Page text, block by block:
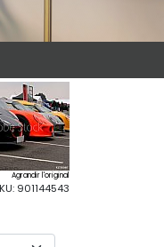
Agrandir l'original
901144543